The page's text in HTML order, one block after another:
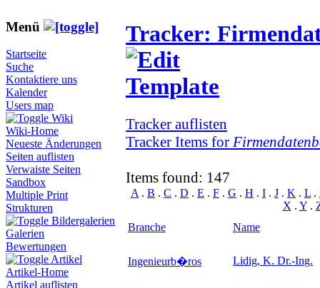
Menü
Startseite
Suche
Kontaktiere uns
Kalender
Users map
Wiki
Wiki-Home
Neueste Änderungen
Seiten auflisten
Verwaiste Seiten
Sandbox
Multiple Print
Strukturen
Bildergalerien
Galerien
Bewertungen
Artikel
Artikel-Home
Artikel auflisten
Tracker:
Tracker auflisten
Tracker Items for
Items found: 147
A . B . C . D . E . F . G . H . I . J . K . L .
X . Y.
Branche
Name
Ingenieurb�ros Lidig, K. Dr.-Ing.